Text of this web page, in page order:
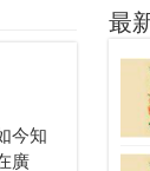
今知
廣
最